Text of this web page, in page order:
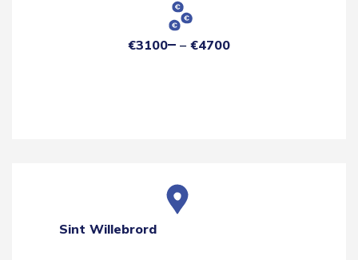
€3100 €4700
Sint Willebrord